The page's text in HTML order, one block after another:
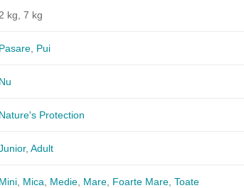
2 kg, 7 kg
Pasare Pui
Nu
Nature's Protection
,Adult
Mini Mica Medie Mare Foarte Mare ,Toate